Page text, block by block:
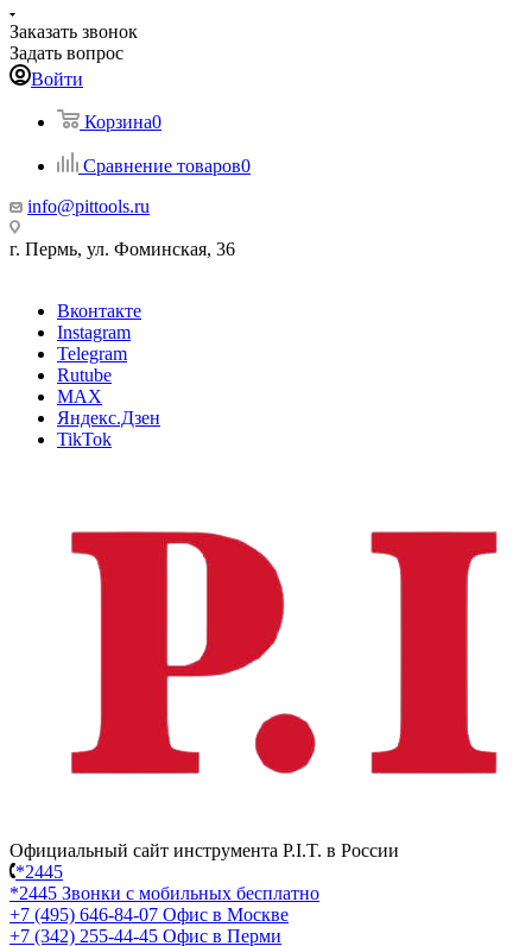
Заказать звонок
Задать вопрос
Войти
Корзина0
Сравнение товаров0
info@pittools.ru
г. Пермь, ул. Фоминская, 36
Вконтакте
Instagram
Telegram
Rutube
MAX
Яндекс.Дзен
TikTok
Официальный сайт инструмента P.I.T. в России
*2445
*2445 Звонки с мобильных бесплатно
+7 (495) 646-84-07 Офис в Москве
+7 (342) 255-44-45 Офис в Перми